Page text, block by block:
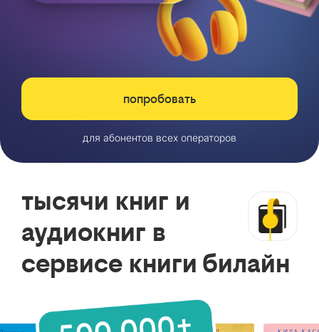
попробовать
для абонентов всех операторов
тысячи книг и
аудиокниг в
сервисе книги билайн